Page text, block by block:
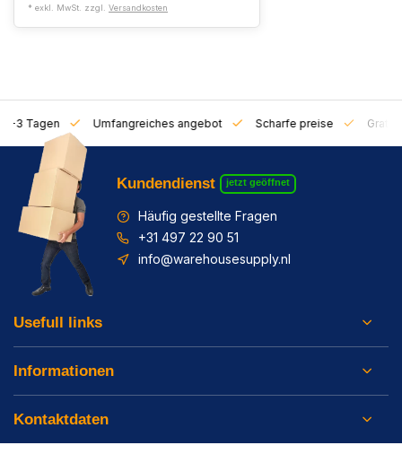
* exkl. MwSt. zzgl. Versandkosten
1-3 Tagen Umfangreiches angebot Scharfe preise Gratis
Kundendienst jetzt geöffnet
Häufig gestellte Fragen
+31 497 22 90 51
info@warehousesupply.nl
Usefull links
Informationen
Kontaktdaten